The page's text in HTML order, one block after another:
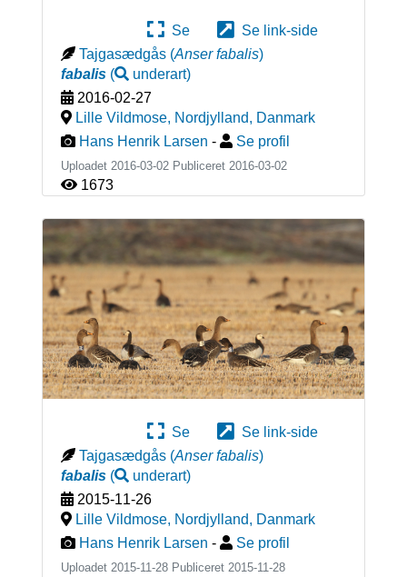
Se
Se link-side
Tajgasædgås (Anser fabalis)
fabalis( underart)
2016-02-27
Lille Vildmose, Nordjylland, Danmark
Hans Henrik Larsen - Se profil
Uploadet 2016-03-02 Publiceret 2016-03-02
1673
Se
Se link-side
Tajgasædgås (Anser fabalis)
fabalis( underart)
2015-11-26
Lille Vildmose, Nordjylland, Danmark
Hans Henrik Larsen - Se profil
Uploadet 2015-11-28 Publiceret 2015-11-28